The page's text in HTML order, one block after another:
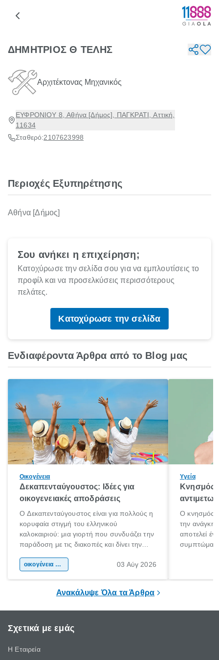
ΔΗΜΗΤΡΙΟΣ Θ ΤΕΛΗΣ
Αρχιτέκτονας Μηχανικός
ΕΥΦΡΟΝΙΟΥ 8, Αθήνα [Δήμος], ΠΑΓΚΡΑΤΙ, Αττική,
11634
Σταθερό:2107623998
Περιοχές Εξυπηρέτησης
Αθήνα [Δήμος]
Σου ανήκει η επιχείρηση;
Κατοχύρωσε την σελίδα σου για να εμπλουτίσεις το
προφίλ και να προσελκύσεις περισσότερους
πελάτες.
Κατοχύρωσε την σελίδα
Ενδιαφέροντα Άρθρα από το Blog μας
Οικογένεια
Δεκαπενταύγουστος: Ιδέες για
οικογενειακές αποδράσεις
Ο Δεκαπενταύγουστος είναι για πολλούς η
κορυφαία στιγμή του ελληνικού
καλοκαιριού: μια γιορτή που συνδυάζει την
παράδοση με τις διακοπές και δίνει την
χώρας. Είτε πρόκειται για λίγες μέρες
οικογένεια & παιδί 03 Αύγ 2026
Υγεία
Κνησμός:
Ο κνησμός
την ανάγκη
αποτελεί
Ανακάλυψε Όλα τα Άρθρα
Σχετικά με εμάς
Η Εταιρεία